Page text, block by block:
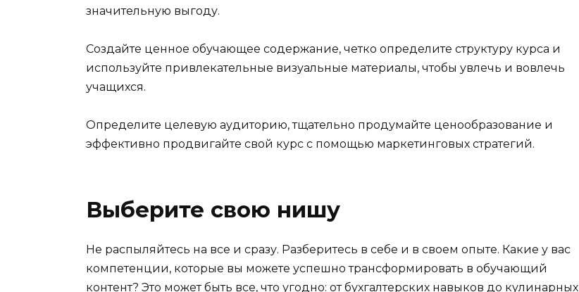
значительную выгоду.
Создайте ценное обучающее содержание, четко определите структуру курса и
используйте привлекательные визуальные материалы, чтобы увлечь и вовлечь
учащихся.
Определите целевую аудиторию, тщательно продумайте ценообразование и
эффективно продвигайте свой курс с помощью маркетинговых стратегий.
Выберите свою нишу
Не распыляйтесь на все и сразу. Разберитесь в себе и в своем опыте. Какие у вас
компетенции, которые вы можете успешно трансформировать в обучающий
контент? Это может быть все, что угодно: от бухгалтерских навыков до кулинарных